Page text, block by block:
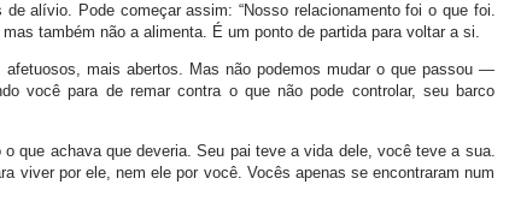
alívio. Pode começar assim: “Nosso relacionamento foi o que foi.
também não a alimenta. É um ponto de partida para voltar a si.
mais abertos. Mas não podemos mudar o que passou —
você para de remar contra o que não pode controlar, seu barco
que achava que deveria. Seu pai teve a vida dele, você teve a sua.
viver por ele, nem ele por você. Vocês apenas se encontraram num